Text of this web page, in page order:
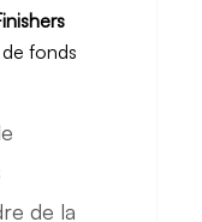
fonds
de la